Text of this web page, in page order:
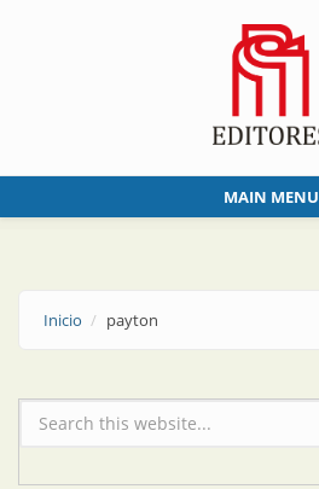
MAIN MENU
Inicio payton
Formulario de búsqueda